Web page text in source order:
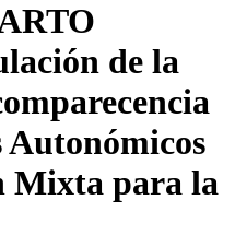
de la
Autonómicos
Mixta para la